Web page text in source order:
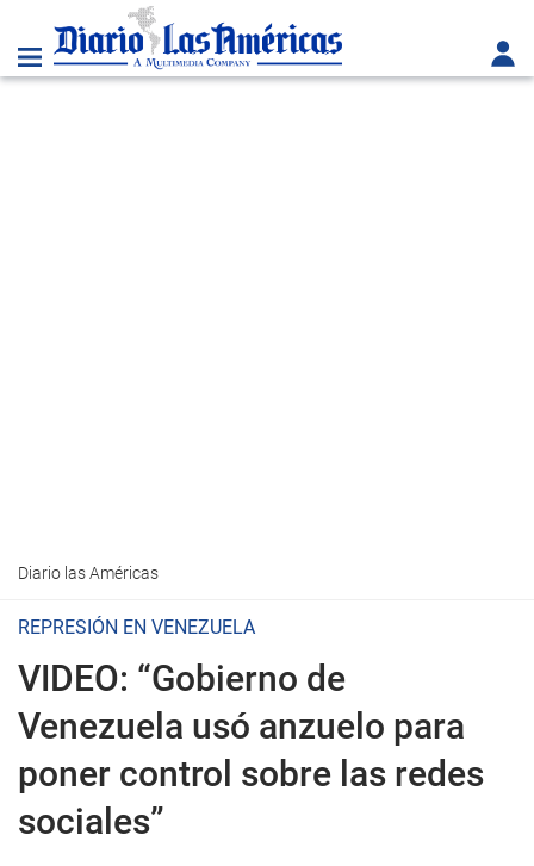
Diario las Américas
REPRESIÓN EN VENEZUELA
VIDEO: “Gobierno de
Venezuela usó anzuelo para
poner control sobre las redes
sociales”